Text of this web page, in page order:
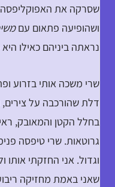
שסרקה את
ושהופיעה פתאום עם
נראתה ביניהם כאילו
שרי משכה אותי בזרוע
דלת שהורכבה על צירים,
בחלל הקטן והמאובק,
גרוטאות. שרי טיפסה
וגדול. אני החזקתי
שאני באמת מחזיקה